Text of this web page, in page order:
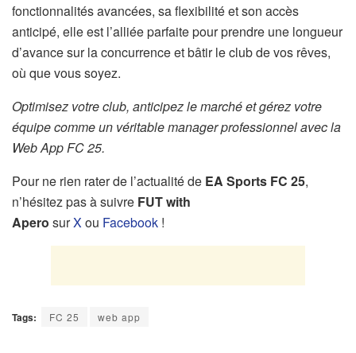
fonctionnalités avancées, sa flexibilité et son accès
anticipé, elle est l’alliée parfaite pour prendre une longueur
d’avance sur la concurrence et bâtir le club de vos rêves,
où que vous soyez.
Optimisez votre club, anticipez le marché et gérez votre
équipe comme un véritable manager professionnel avec la
Web App FC 25.
Pour ne rien rater de l’actualité de EA Sports FC 25,
n’hésitez pas à suivre FUT with
Apero surX ou Facebook !
Tags: FC 25 web app